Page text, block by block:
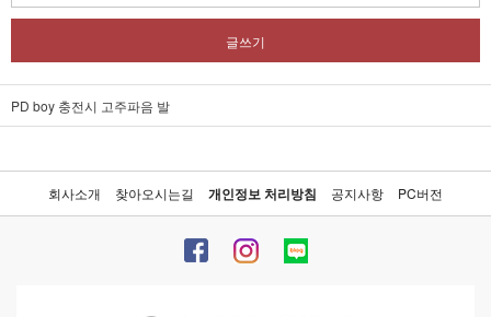
글쓰기
PD boy 충전시 고주파음 발
회사소개 찾아오시는길 개인정보 처리방침 공지사항 PC버전